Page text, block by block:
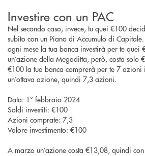
Investire con un PAC
Nel secondo caso, invece, tu quei €100
subito con un Piano di Accumulo di
ogni mese la tua banca investirà per te
un’azione della Megaditta, però, costa solo
€100 la tua banca comprerà per te 7 azioni
un’ottava azione, quindi 7,3 azioni.
Data: 1° febbraio 2024
Soldi investiti: €100
Azioni comprate: 7,3
Valore investimento: €100
A marzo un’azione costa €13,08, quindi